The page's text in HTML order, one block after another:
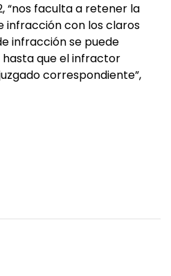
“nos faculta a retener la
infracción con los claros
infracción se puede
que el infractor
correspondiente”,